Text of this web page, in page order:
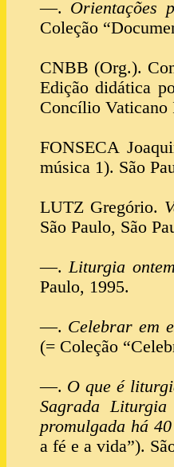
—. Orientações
Coleção
CNBB (Org.).
Edição didática
Concílio
FONSECA
música 1). São
LUTZ Gregório.
São Paulo, São
—.Liturgia
Paulo, 1995.
—. Celebrar em
(= Coleção
—. O que é
Sagrada
promulgada há
a fé e a vida”).